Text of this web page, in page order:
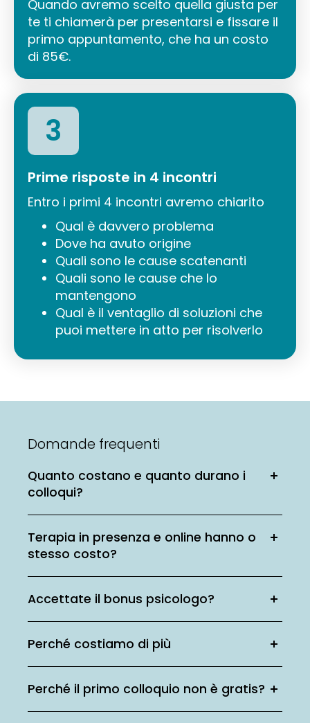
Quando avremo scelto quella giusta per
te ti chiamerà per presentarsi e fissare il
primo appuntamento, che ha un costo
di 85€.
3
Prime risposte in 4 incontri
Entro i primi 4 incontri avremo chiarito
Qual è davvero problema
Dove ha avuto origine
Quali sono le cause scatenanti
Quali sono le cause che lo
mantengono
Qual è il ventaglio di soluzioni che
puoi mettere in atto per risolverlo
Domande frequenti
Quanto costano e quanto durano i
colloqui?
Terapia in presenza e online hanno o
stesso costo?
Accettate il bonus psicologo?
Perché costiamo di più
Perché il primo colloquio non è gratis?